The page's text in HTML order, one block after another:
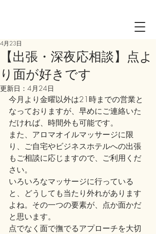
【出張・深夜応相談】点よ
り面が好きです
4月23日
更新日： 4月24日
今月より金曜以外は21時までの営業と
なっておりますが、早めにご連絡いた
だければ、時間外も可能です。
また、アロマオイルマッサージに限
り、ご自宅やビジネスホテルへの出張
もご相談に応じますので、ご利用くだ
さい。
いろいろなマッサージに行っている
と、どうしても当たり外れがあります
よね。その一つの要素が、点か面かだ
と思います。
点でなく面で撫でるアプローチを大切